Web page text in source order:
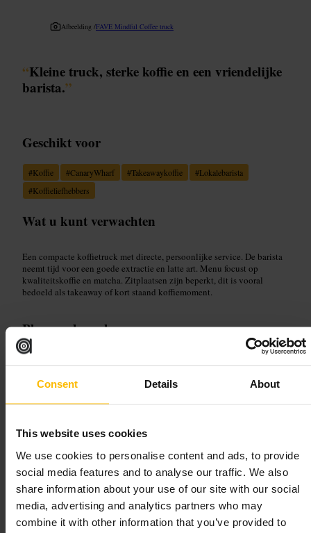
Consent Details About
This website uses cookies
We use cookies to personalise content and ads, to provide
social media features and to analyse our traffic. We also
share information about your use of our site with our social
media, advertising and analytics partners who may
combine it with other information that you’ve provided to
Afbeelding /FAVE Mindful Coffee truck
“Kleine truck, sterke koffie en een vriendelijke
barista.”
Geschikt voor
#Koffie #CanaryWharf #Takeawaykoffie #Lokalebarista
#Koffieliefhebbers
Wat u kunt verwachten
Een compacte koffietruck met directe, persoonlijke service. De barista
neemt tijd voor een goede extractie en latte art. Menu focust op
kwaliteitskoffie en matcha. Zitplaatsen zijn beperkt, dit is vooral
bedoeld als takeaway of kort staand koffiemoment.
Plan uw bezoek
in de buurt. Probeer een brownie of havermoutkoekje als extraatje,
https://www.facebook.com/profile.php?id=100083833455656
Blank Street Coffee
Eten en drinken•Restaurant